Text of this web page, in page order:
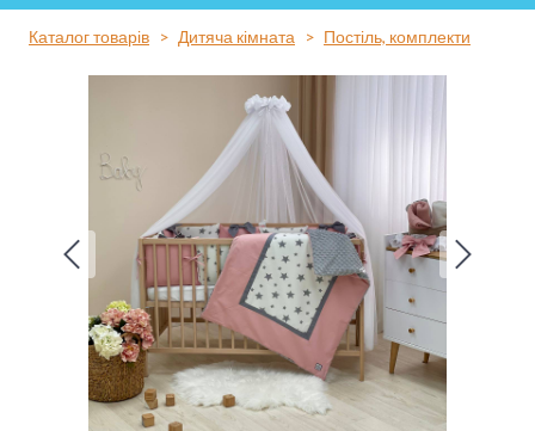
Каталог товарів Дитяча кімната Постіль, комплекти